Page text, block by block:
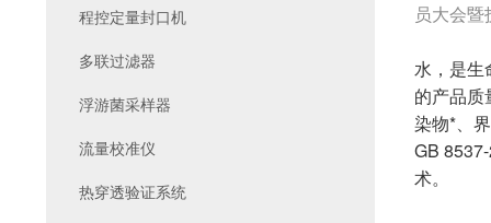
员大会
水，是生
的产品
染物*、
GB
术。
程控定量封口机
多联过滤器
浮游菌采样器
流量校准仪
热穿透验证系统